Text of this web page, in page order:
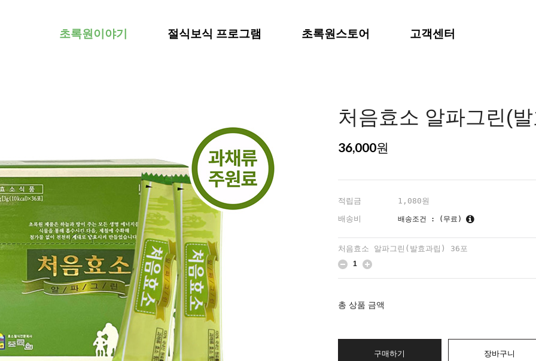
초록원이야기 절식보식 프로그램 초록원스토어 고객센터
처음효소 알파그린(
36,000원
적립금
1,080원
배송비
배송조건 : (무료)
처음효소 알파그린(발효과립) 36포
총 상품 금액
구매하기 장바구니